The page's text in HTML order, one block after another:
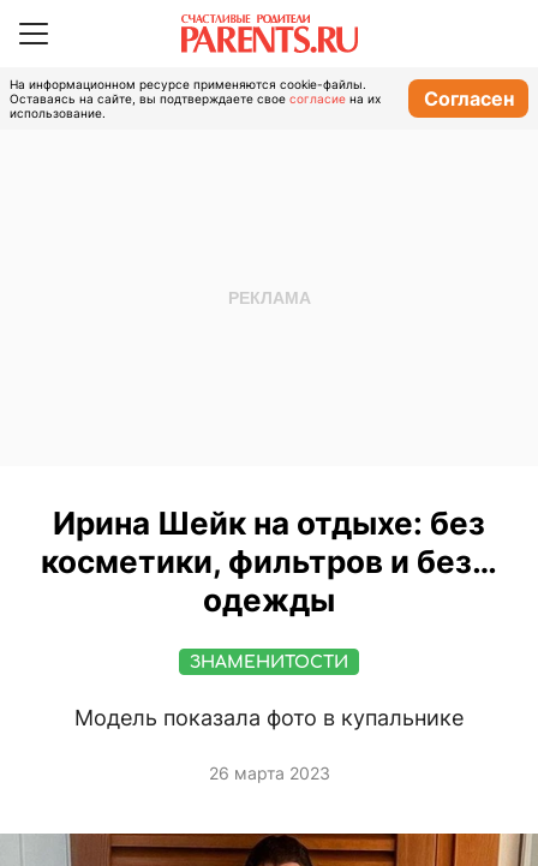
На информационном ресурсе применяются cookie-файлы.
Оставаясь на сайте, вы подтверждаете свое согласие на их
использование.
Согласен
Ирина Шейк на отдыхе: без
косметики, фильтров и без…
одежды
ЗНАМЕНИТОСТИ
Модель показала фото в купальнике
26 марта 2023